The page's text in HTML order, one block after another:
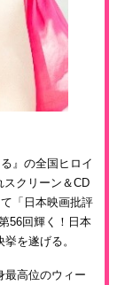
』の全国ヒロイ
スクリーン＆CD
「日本映画批評
56回輝く！日本
を遂げる。
最高位のウィー